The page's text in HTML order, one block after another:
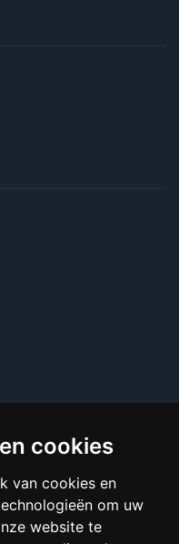
cookies
van cookies en
om uw
website te